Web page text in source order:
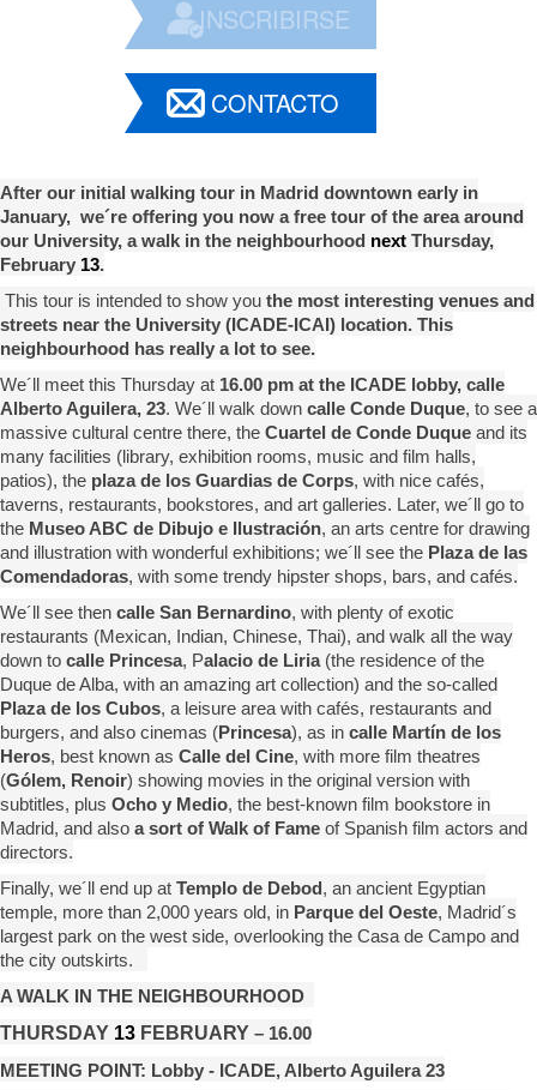
INSCRIBIRSE
CONTACTO
After our initial walking tour in Madrid downtown early in
January, we´re offering you now a free tour of the area around
our University, a walk in the neighbourhood next Thursday,
February 13.
This tour is intended to show you the most interesting venues and
streets near the University (ICADE-ICAI) location. This
neighbourhood has really a lot to see.
We´ll meet this Thursday at 16.00 pm at the ICADE lobby, calle
Alberto Aguilera, 23. We´ll walk down calle Conde Duque, to see a
massive cultural centre there, the Cuartel de Conde Duque and its
many facilities (library, exhibition rooms, music and film halls,
patios), the plaza de los Guardias de Corps, with nice cafés,
taverns, restaurants, bookstores, and art galleries. Later, we´ll go to
the Museo ABC de Dibujo e Ilustración, an arts centre for drawing
and illustration with wonderful exhibitions; we´ll see the Plaza de las
Comendadoras, with some trendy hipster shops, bars, and cafés.
We´ll see then calle San Bernardino, with plenty of exotic
restaurants (Mexican, Indian, Chinese, Thai), and walk all the way
down to calle Princesa, Palacio de Liria(the residence of the
Duque de Alba, with an amazing art collection) and the so-called
Plaza de los Cubos, a leisure area with cafés, restaurants and
burgers, and also cinemas (Princesa), as in calle Martín de los
Heros, best known as Calle del Cine, with more film theatres
(Gólem, Renoir) showing movies in the original version with
subtitles, plus Ocho y Medio, the best-known film bookstore in
Madrid, and also a sort of Walk of Fame of Spanish film actors and
directors.
Finally, we´ll end up at Templo de Debod , an ancient Egyptian
temple, more than 2,000 years old, in Parque del Oeste, Madrid´s
largest park on the west side, overlooking the Casa de Campo and
the city outskirts.
A WALK IN THE NEIGHBOURHOOD
THURSDAY 13 FEBRUARY – 16.00
MEETING POINT: Lobby - ICADE, Alberto Aguilera 23